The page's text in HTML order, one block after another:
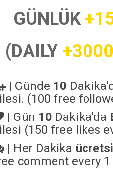
GÜNLÜK
(DAILY +3000
| Günde 10
(100 free
| Gün 10 Dakika'da
(150 free likes
| Her Dakika
comment every 1